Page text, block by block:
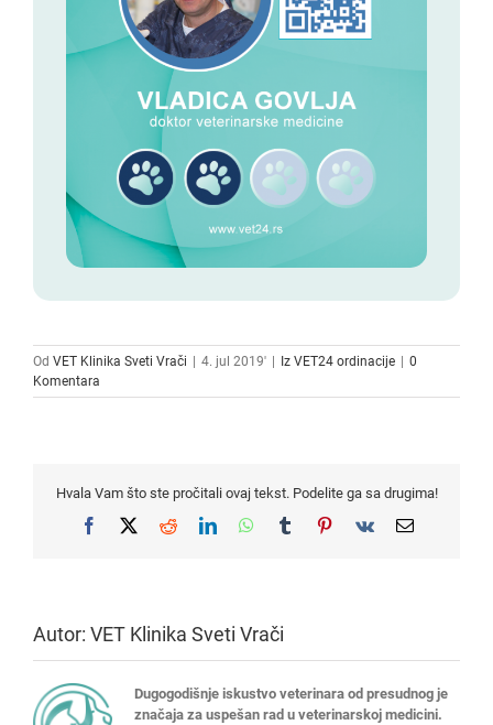
Od VET Klinika Sveti Vrači | 4. jul 2019' | Iz VET24 ordinacije | 0
Komentara
Hvala Vam što ste pročitali ovaj tekst. Podelite ga sa drugima!
Facebook
X RedditLinkedInWhatsApp
TumblrPinterest
Vk Email
Autor: VET Klinika Sveti Vrači
Dugogodišnje iskustvo veterinara od presudnog je
značaja za uspešan rad u veterinarskoj medicini.